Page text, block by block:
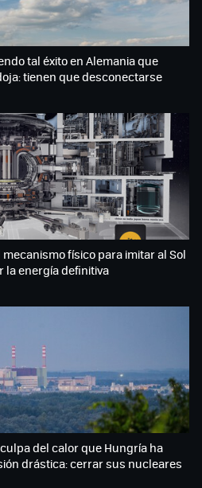
tal éxito en Alemania que
tienen que desconectarse
físico para imitar al Sol
la energía definitiva
del calor que Hungría ha
drástica: cerrar sus nucleares